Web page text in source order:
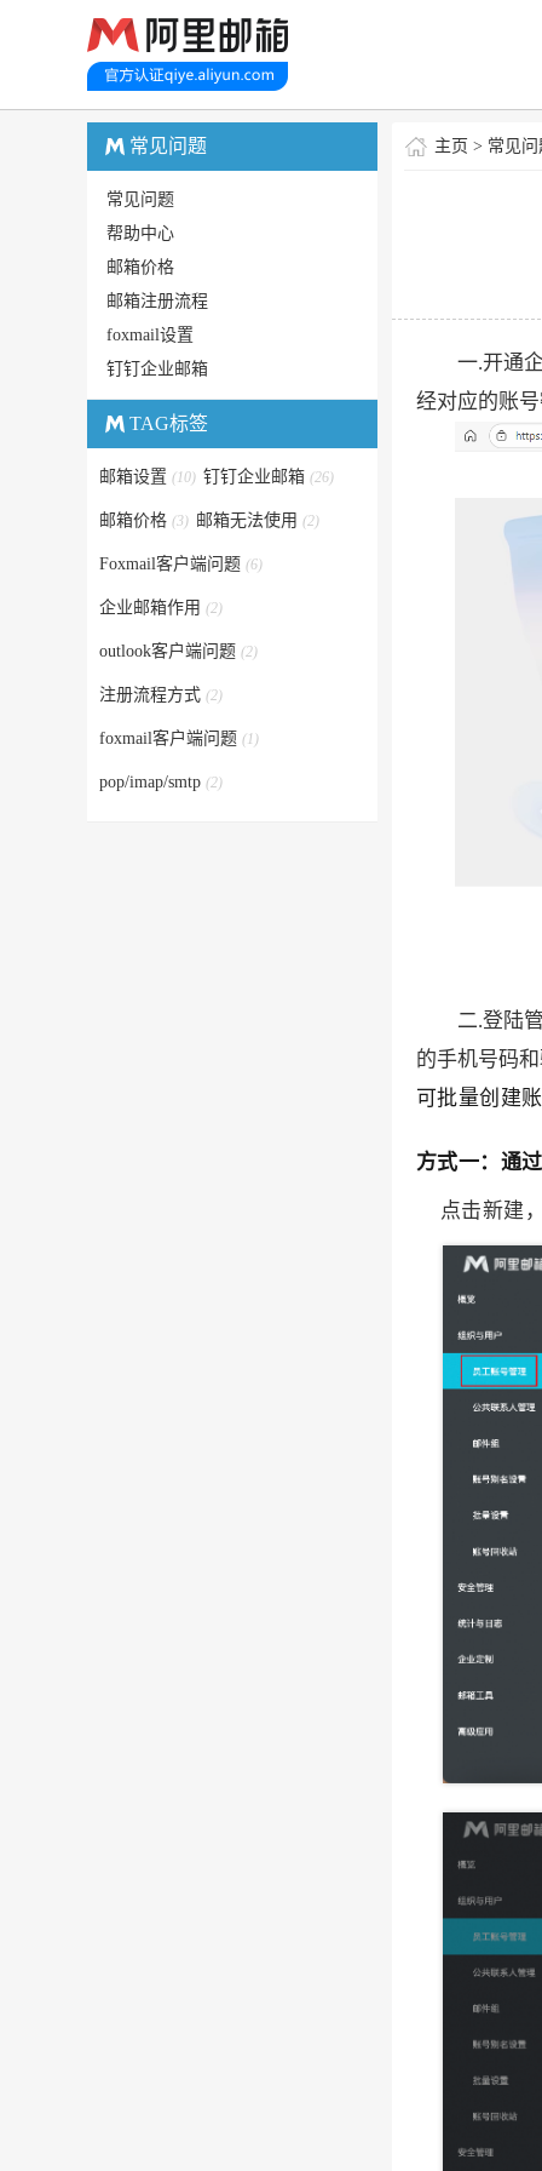
主页 > 常见问
一.开通
经对应的账
二.登陆
的手机号码
可批量创建
方式一：通
点击新建
常见问题
常见问题
帮助中心
邮箱价格
邮箱注册流程
foxmail设置
钉钉企业邮箱
TAG标签
邮箱设置 (10) 钉钉企业邮箱 (26)
邮箱价格 (3) 邮箱无法使用 (2)
Foxmail客户端问题 (6)
企业邮箱作用 (2)
outlook客户端问题 (2)
注册流程方式 (2)
foxmail客户端问题 (1)
pop/imap/smtp (2)